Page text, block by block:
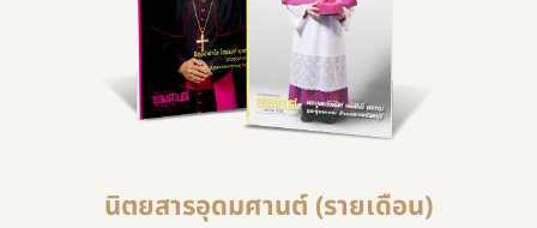
นิตยสารอุดมศานต์ (รายเดือน)